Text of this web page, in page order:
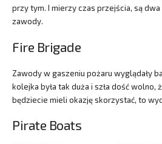
przy tym. I mierzy czas przejścia, są
zawody.
Fire Brigade
Zawody w gaszeniu pożaru wyglądały
kolejka była tak duża i szła dość wolno,
będziecie mieli okazję skorzystać, to
Pirate Boats